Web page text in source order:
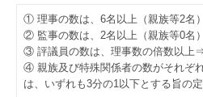
① 理事の数は、6名以上（親族等2名）
② 監事の数は、2名以上（親族等0名）
③ 評議員の数は、理事数の倍数以上
④ 親族及び特殊関係者の数がそれぞ
は、いずれも3分の1以下とする旨の